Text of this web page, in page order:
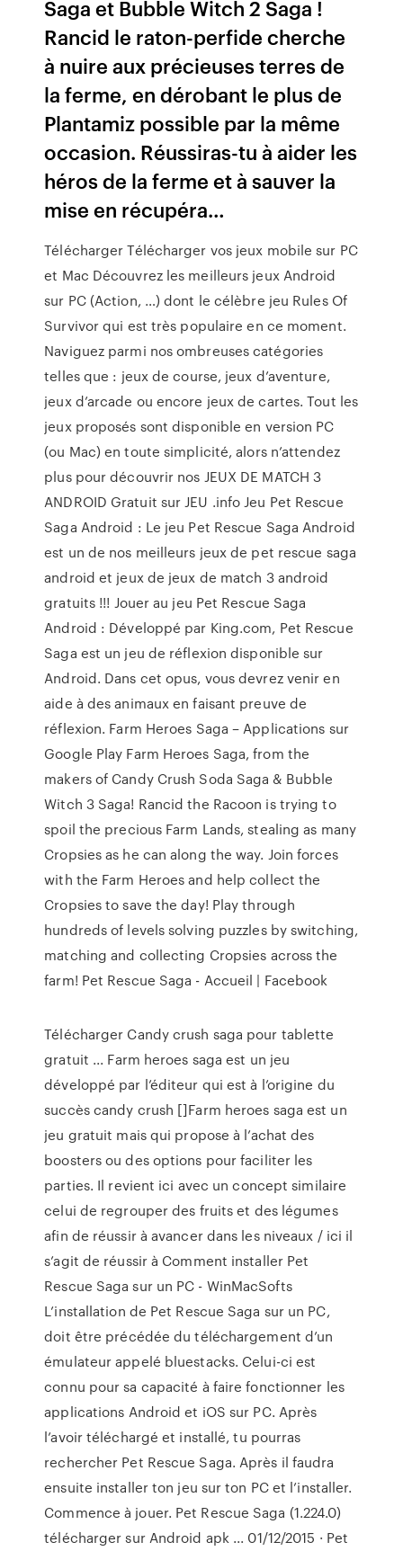
Saga et Bubble Witch 2 Saga !
Rancid le raton-perfide cherche
à nuire aux précieuses terres de
la ferme, en dérobant le plus de
Plantamiz possible par la même
occasion. Réussiras-tu à aider les
héros de la ferme et à sauver la
mise en récupéra…
Télécharger Télécharger vos jeux mobile sur PC
et Mac Découvrez les meilleurs jeux Android
sur PC (Action, …) dont le célèbre jeu Rules Of
Survivor qui est très populaire en ce moment.
Naviguez parmi nos ombreuses catégories
telles que : jeux de course, jeux d’aventure,
jeux d’arcade ou encore jeux de cartes. Tout les
jeux proposés sont disponible en version PC
(ou Mac) en toute simplicité, alors n’attendez
plus pour découvrir nos JEUX DE MATCH 3
ANDROID Gratuit sur JEU .info Jeu Pet Rescue
Saga Android : Le jeu Pet Rescue Saga Android
est un de nos meilleurs jeux de pet rescue saga
android et jeux de jeux de match 3 android
gratuits !!! Jouer au jeu Pet Rescue Saga
Android : Développé par King.com, Pet Rescue
Saga est un jeu de réflexion disponible sur
Android. Dans cet opus, vous devrez venir en
aide à des animaux en faisant preuve de
réflexion. Farm Heroes Saga – Applications sur
Google Play Farm Heroes Saga, from the
makers of Candy Crush Soda Saga & Bubble
Witch 3 Saga! Rancid the Racoon is trying to
spoil the precious Farm Lands, stealing as many
Cropsies as he can along the way. Join forces
with the Farm Heroes and help collect the
Cropsies to save the day! Play through
hundreds of levels solving puzzles by switching,
matching and collecting Cropsies across the
farm! Pet Rescue Saga - Accueil | Facebook
Télécharger Candy crush saga pour tablette
gratuit ... Farm heroes saga est un jeu
développé par l’éditeur qui est à l’origine du
succès candy crush []Farm heroes saga est un
jeu gratuit mais qui propose à l’achat des
boosters ou des options pour faciliter les
parties. Il revient ici avec un concept similaire
celui de regrouper des fruits et des légumes
afin de réussir à avancer dans les niveaux / ici il
s’agit de réussir à Comment installer Pet
Rescue Saga sur un PC - WinMacSofts
L’installation de Pet Rescue Saga sur un PC,
doit être précédée du téléchargement d’un
émulateur appelé bluestacks. Celui-ci est
connu pour sa capacité à faire fonctionner les
applications Android et iOS sur PC. Après
l’avoir téléchargé et installé, tu pourras
rechercher Pet Rescue Saga. Après il faudra
ensuite installer ton jeu sur ton PC et l’installer.
Commence à jouer. Pet Rescue Saga (1.224.0)
télécharger sur Android apk ... 01/12/2015 · Pet